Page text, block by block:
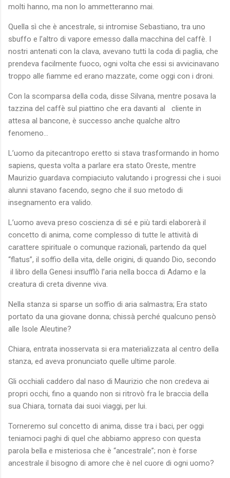
molti hanno, ma non lo ammetteranno mai.
Quella sì che è ancestrale, si intromise Sebastiano, tra uno
sbuffo e l’altro di vapore emesso dalla macchina del caffè. I
nostri antenati con la clava, avevano tutti la coda di paglia, che
prendeva facilmente fuoco, ogni volta che essi si avvicinavano
troppo alle fiamme ed erano mazzate, come oggi con i droni.
Con la scomparsa della coda, disse Silvana, mentre posava la
tazzina del caffè sul piattino che era davanti al
cliente in
attesa al bancone, è successo anche qualche altro
fenomeno…
L’uomo da pitecantropo eretto si stava trasformando in homo
sapiens, questa volta a parlare era stato Oreste, mentre
Maurizio guardava compiaciuto valutando i progressi che i suoi
alunni stavano facendo, segno che il suo metodo di
insegnamento era valido.
L’uomo aveva preso coscienza di sé e più tardi elaborerà il
concetto di anima, come complesso di tutte le attività di
carattere spirituale o comunque razionali, partendo da quel
“flatus”, il soffio della vita, delle origini, di quando Dio, secondo
il libro della Genesi insufflò l’aria nella bocca di Adamo e la
creatura di creta divenne viva.
Nella stanza si sparse un soffio di aria salmastra; Era stato
portato da una giovane donna; chissà perché qualcuno pensò
alle Isole Aleutine?
Chiara, entrata inosservata si era materializzata al centro della
stanza, ed aveva pronunciato quelle ultime parole.
Gli occhiali caddero dal naso di Maurizio che non credeva ai
propri occhi, fino a quando non si ritrovò fra le braccia della
sua Chiara, tornata dai suoi viaggi, per lui.
Torneremo sul concetto di anima, disse tra i baci, per oggi
teniamoci paghi di quel che abbiamo appreso con questa
parola bella e misteriosa che è “ancestrale”; non è forse
ancestrale il bisogno di amore che è nel cuore di ogni uomo?